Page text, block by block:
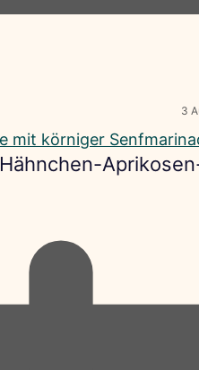
3
Hähnchen-